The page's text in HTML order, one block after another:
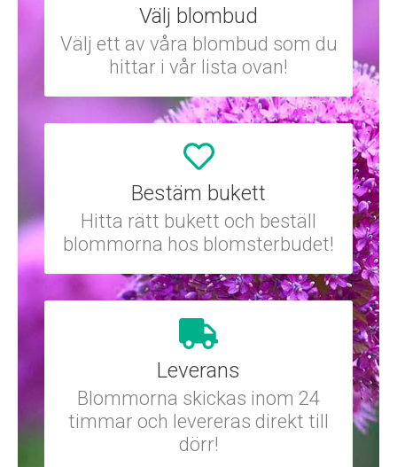
Välj blombud
Välj ett av våra blombud som du
hittar i vår lista ovan!
Bestäm bukett
Hitta rätt bukett och beställ
blommorna hos blomsterbudet!
Leverans
Blommorna skickas inom 24
timmar och levereras direkt till
dörr!